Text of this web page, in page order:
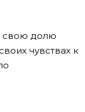
свою долю
чувствах к